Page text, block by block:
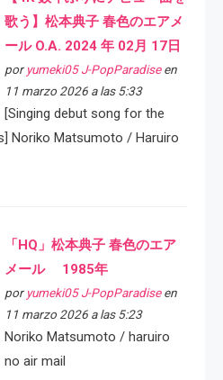
歌う】松本典子 春色のエアメ
ール O.A. 2024 年 02月 17日
por yumeki05 J-PopParadiseen
11 marzo 2026 a las 5:33
[Singing debut song for the
Noriko Matsumoto / Haruiro
「HQ」松本典子 春色のエア
メール 1985年
por yumeki05 J-PopParadiseen
11 marzo 2026 a las 5:23
Noriko Matsumoto / haruiro
no air mail